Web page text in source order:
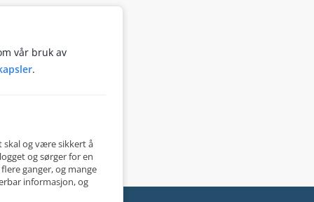
vår bruk av
.
skal og være sikkert å
og sørger for en
ganger, og mange
informasjon, og